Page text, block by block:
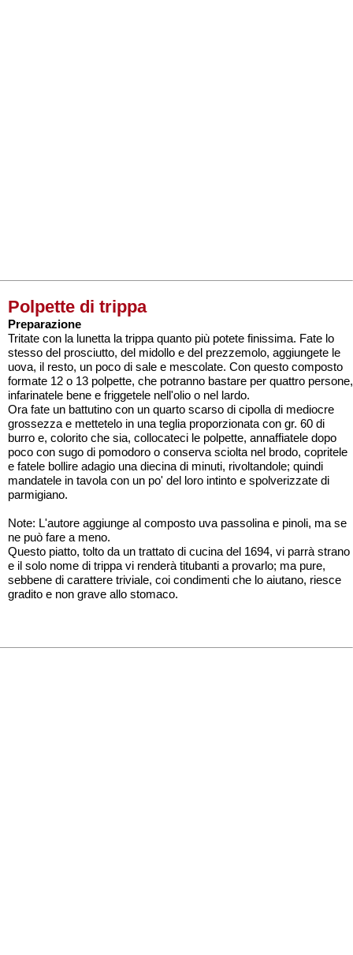
Polpette di trippa
Preparazione
Tritate con la lunetta la trippa quanto più potete finissima. Fate lo
stesso del prosciutto, del midollo e del prezzemolo, aggiungete le
uova, il resto, un poco di sale e mescolate. Con questo composto
formate 12 o 13 polpette, che potranno bastare per quattro persone,
infarinatele bene e friggetele nell'olio o nel lardo.
Ora fate un battutino con un quarto scarso di cipolla di mediocre
grossezza e mettetelo in una teglia proporzionata con gr. 60 di
burro e, colorito che sia, collocateci le polpette, annaffiatele dopo
poco con sugo di pomodoro o conserva sciolta nel brodo, copritele
e fatele bollire adagio una diecina di minuti, rivoltandole; quindi
mandatele in tavola con un po' del loro intinto e spolverizzate di
parmigiano.
Note: L'autore aggiunge al composto uva passolina e pinoli, ma se
ne può fare a meno.
Questo piatto, tolto da un trattato di cucina del 1694, vi parrà strano
e il solo nome di trippa vi renderà titubanti a provarlo; ma pure,
sebbene di carattere triviale, coi condimenti che lo aiutano, riesce
gradito e non grave allo stomaco.